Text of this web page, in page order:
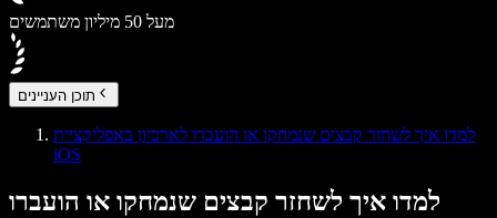
מעל 50 מיליון משתמשים
תוכן העניינים
למדו איך לשחזר קבצים שנמחקו או הועברו לארכיון באפליקציית
iOS
למדו איך לשחזר קבצים שנמחקו או הועברו